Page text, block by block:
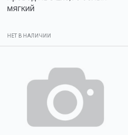
мягкий
НЕТ В НАЛИЧИИ